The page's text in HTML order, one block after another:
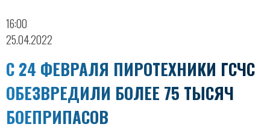
16:00
25.04.2022
С 24 ФЕВРАЛЯ ПИРОТЕХНИКИ ГСЧС
ОБЕЗВРЕДИЛИ БОЛЕЕ 75 ТЫСЯЧ
БОЕПРИПАСОВ